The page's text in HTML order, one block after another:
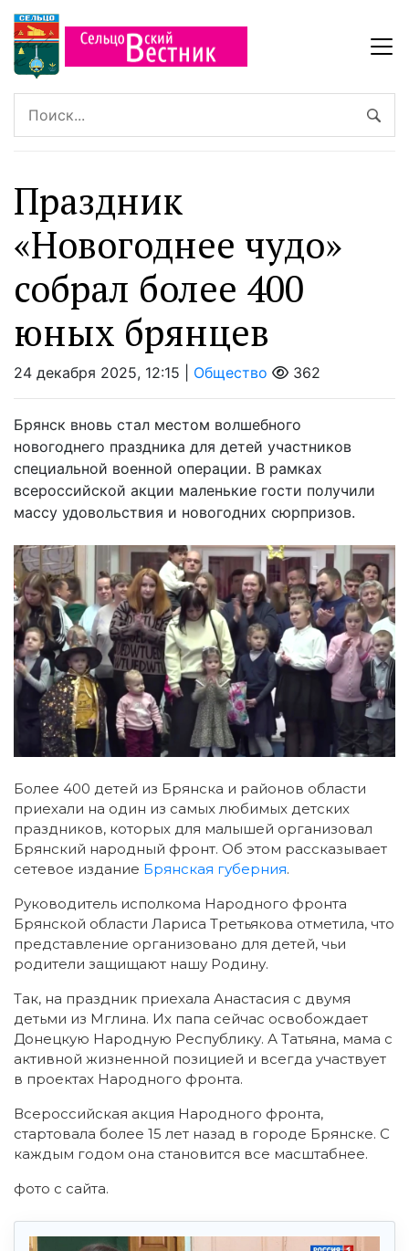
Праздник
«Новогоднее чудо»
собрал более 400
юных брянцев
24 декабря 2025, 12:15 | Общество 362
Брянск вновь стал местом волшебного
новогоднего праздника для детей участников
специальной военной операции. В рамках
всероссийской акции маленькие гости получили
массу удовольствия и новогодних сюрпризов.
Более 400 детей из Брянска и районов области
приехали на один из самых любимых детских
праздников, которых для малышей организовал
Брянский народный фронт. Об этом рассказывает
сетевое издание Брянская губерния.
Руководитель исполкома Народного фронта
Брянской области Лариса Третьякова отметила, что
представление организовано для детей, чьи
родители защищают нашу Родину.
Так, на праздник приехала Анастасия с двумя
детьми из Мглина. Их папа сейчас освобождает
Донецкую Народную Республику. А Татьяна, мама с
активной жизненной позицией и всегда участвует
в проектах Народного фронта.
Всероссийская акция Народного фронта,
стартовала более 15 лет назад в городе Брянске. С
каждым годом она становится все масштабнее.
фото с сайта.